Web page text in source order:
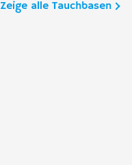
Zeige alle Tauchbasen